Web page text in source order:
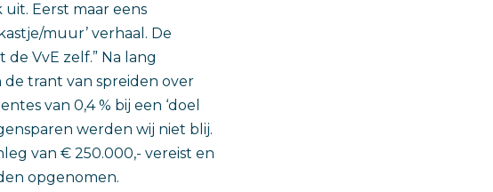
Eerst maar eens
muur’ verhaal. De
VvE zelf.” Na lang
trant van spreiden over
van 0,4 % bij een ‘doel
werden wij niet blij.
van € 250.000,- vereist en
opgenomen.